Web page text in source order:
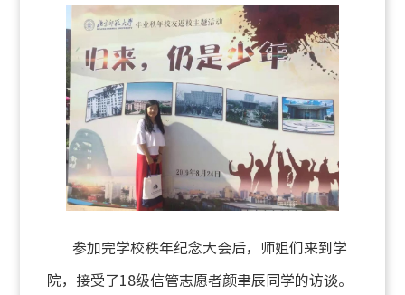
参加完学校秩年纪念大会后，师姐们来到学
院，接受了18级信管志愿者颜聿辰同学的访谈。